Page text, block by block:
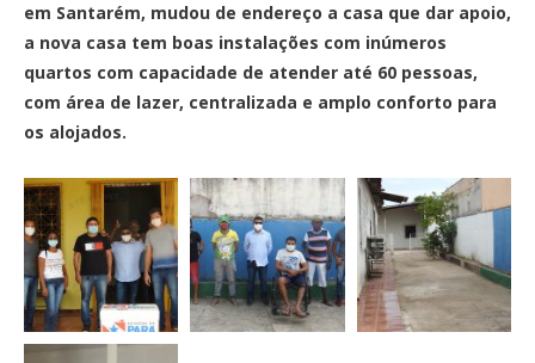
em Santarém, mudou de endereço a casa que dar apoio,
a nova casa tem boas instalações com inúmeros
quartos com capacidade de atender até 60 pessoas,
com área de lazer, centralizada e amplo conforto para
os alojados.